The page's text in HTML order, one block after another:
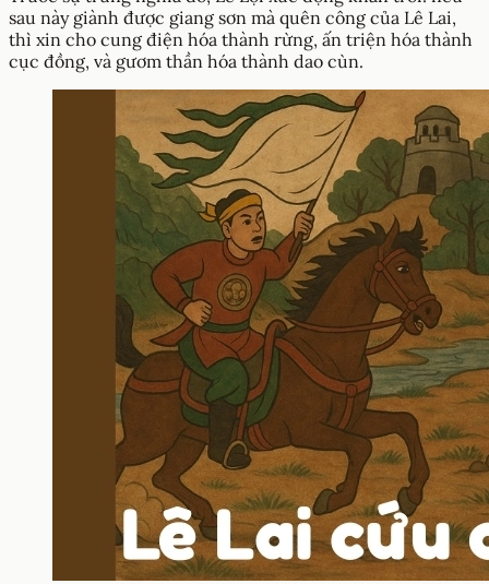
sau này giành được giang sơn mà quên công của Lê Lai,
thì xin cho cung điện hóa thành rừng, ấn triện hóa thành
cục đồng, và gươm thần hóa thành dao cùn.